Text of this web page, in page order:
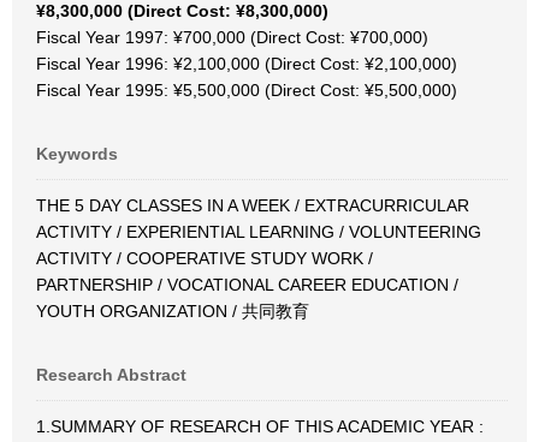
¥8,300,000 (Direct Cost: ¥8,300,000)
Fiscal Year 1997: ¥700,000 (Direct Cost: ¥700,000)
Fiscal Year 1996: ¥2,100,000 (Direct Cost: ¥2,100,000)
Fiscal Year 1995: ¥5,500,000 (Direct Cost: ¥5,500,000)
Keywords
THE 5 DAY CLASSES IN A WEEK / EXTRACURRICULAR
ACTIVITY / EXPERIENTIAL LEARNING / VOLUNTEERING
ACTIVITY / COOPERATIVE STUDY WORK /
PARTNERSHIP / VOCATIONAL CAREER EDUCATION /
YOUTH ORGANIZATION / 共同教育
Research Abstract
1.SUMMARY OF RESEARCH OF THIS ACADEMIC YEAR :